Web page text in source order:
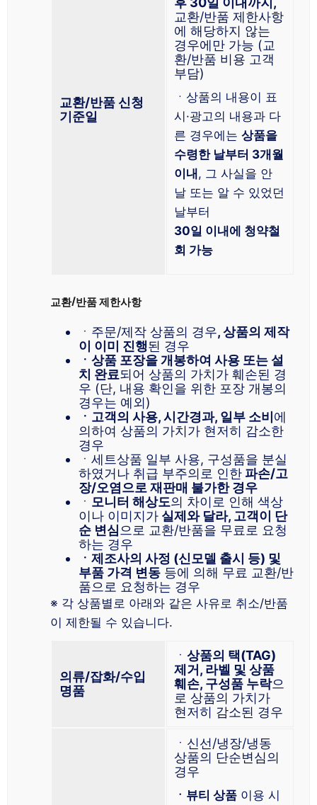
교환/반품 신청
기준일
교환/반품 제한사항
에 해당하지 않는
경우에만 가능 (교
환/반품 비용 고객
부담)
ㆍ상품의 내용이 표
시·광고의 내용과 다
른 경우에는 상품을
수령한 날부터 3개월
이내, 그 사실을 안
날 또는 알 수 있었던
날부터
30일 이내에 청약철
회 가능
교환/반품 제한사항
ㆍ주문/제작 상품의 경우, 상품의 제작
이 이미 진행된 경우
ㆍ상품 포장을 개봉하여 사용 또는 설
치 완료되어 상품의 가치가 훼손된 경
우 (단, 내용 확인을 위한 포장 개봉의
경우는 예외)
ㆍ고객의 사용, 시간경과, 일부 소비에
의하여 상품의 가치가 현저히 감소한
경우
ㆍ세트상품 일부 사용, 구성품을 분실
하였거나 취급 부주의로 인한 파손/고
장/오염으로 재판매 불가한 경우
ㆍ 모니터 해상도의 차이로 인해 색상
이나 이미지가 실제와 달라, 고객이 단
순 변심 으로 교환/반품을 무료로 요청
하는 경우
ㆍ제조사의 사정 (신모델 출시 등) 및
부품 가격 변동 등에 의해 무료 교환/반
품으로 요청하는 경우
※ 각 상품별로 아래와 같은 사유로 취소/반품
이 제한될 수 있습니다.
의류/잡화/수입
명품
ㆍ 상품의 택(TAG)
제거, 라벨 및 상품
훼손, 구성품 누락으
로 상품의 가치가
현저히 감소된 경우
ㆍ신선/냉장/냉동
상품의 단순변심의
경우
ㆍ뷰티 상품 이용 시